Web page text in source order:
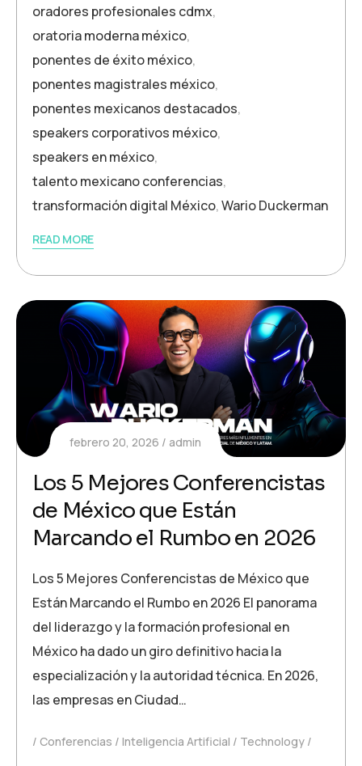
oradores profesionales cdmx,
oratoria moderna méxico,
ponentes de éxito méxico,
ponentes magistrales méxico,
ponentes mexicanos destacados,
speakers corporativos méxico,
speakers en méxico,
talento mexicano conferencias,
transformación digital México,Wario Duckerman
READ MORE
febrero 20, 2026 admin
Los 5 Mejores Conferencistas
de México que Están
Marcando el Rumbo en 2026
Los 5 Mejores Conferencistas de México que
Están Marcando el Rumbo en 2026 El panorama
del liderazgo y la formación profesional en
México ha dado un giro definitivo hacia la
especialización y la autoridad técnica. En 2026,
las empresas en Ciudad…
Conferencias Inteligencia Artificial Technology